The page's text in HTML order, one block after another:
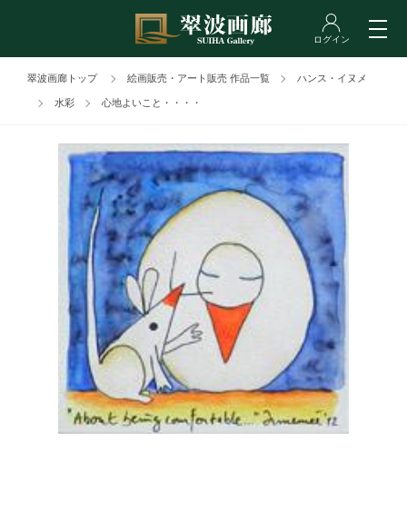
翠波画廊トップ 絵画販売・アート販売 作品一覧 ハンス・イヌメ
水彩 心地よいこと・・・・